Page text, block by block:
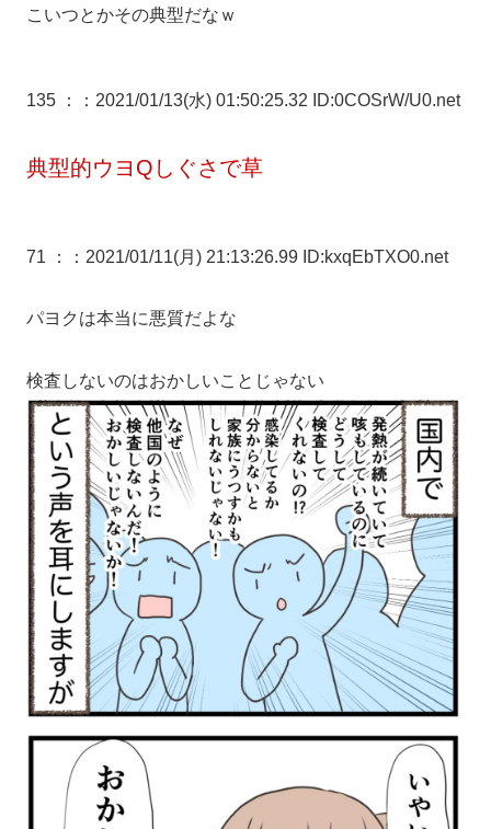
こいつとかその典型だなｗ
135 ： ：2021/01/13(水) 01:50:25.32 ID:0COSrW/U0.net
典型的ウヨQしぐさで草
71 ： ：2021/01/11(月) 21:13:26.99 ID:kxqEbTXO0.net
パヨクは本当に悪質だよな
検査しないのはおかしいことじゃない